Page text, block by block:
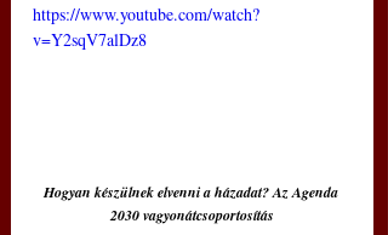
https://www.youtube.com/watch?
v=Y2sqV7alDz8
Hogyan készülnek elvenni a házadat? Az Agenda
2030 vagyonátcsoportosítás